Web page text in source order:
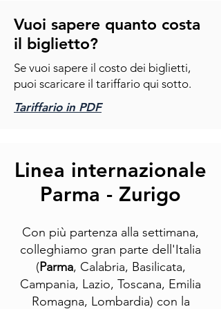
Vuoi sapere quanto costa
il biglietto?
Se vuoi sapere il costo dei biglietti,
puoi scaricare il tariffario qui sotto.
Tariffario in PDF
Linea internazionale
Parma - Zurigo
Con più partenza alla settimana,
colleghiamo gran parte dell'Italia
(Parma, Calabria, Basilicata,
Campania, Lazio, Toscana, Emilia
Romagna, Lombardia) con la